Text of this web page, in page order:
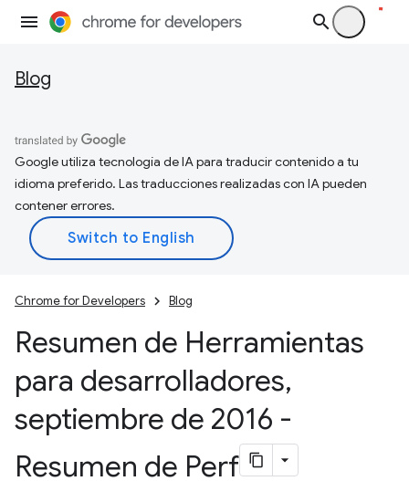
Blog
Google utiliza tecnología de IA para traducir contenido a tu
idioma preferido. Las traducciones realizadas con IA pueden
contener errores.
Chrome for Developers Blog
Resumen de Herramientas
para desarrolladores,
septiembre de 2016 -
Resumen de Perf